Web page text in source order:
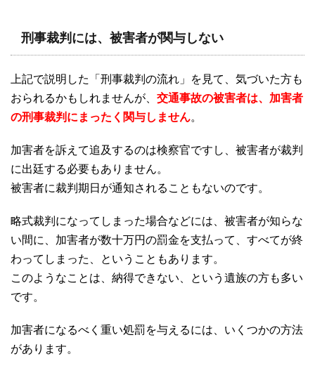
刑事裁判には、被害者が関与しない
上記で説明した「刑事裁判の流れ」を見て、気づいた方も
おられるかもしれませんが、 交通事故の被害者は、加害者
の刑事裁判にまったく関与しません。
加害者を訴えて追及するのは検察官ですし、被害者が裁判
に出廷する必要もありません。
被害者に裁判期日が通知されることもないのです。
略式裁判になってしまった場合などには、被害者が知らな
い間に、加害者が数十万円の罰金を支払って、すべてが終
わってしまった、ということもあります。
このようなことは、納得できない、という遺族の方も多い
です。
加害者になるべく重い処罰を与えるには、いくつかの方法
があります。